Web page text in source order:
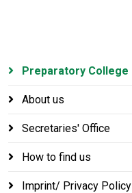
Preparatory College
About us
Secretaries' Office
How to find us
Imprint/ Privacy Policy